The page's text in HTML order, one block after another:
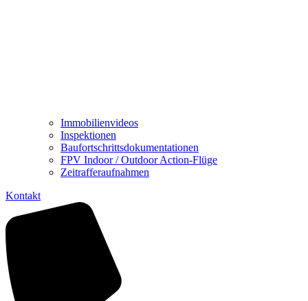
Immobilienvideos
Inspektionen
Baufortschrittsdokumentationen
FPV Indoor / Outdoor Action-Flüge
Zeitrafferaufnahmen
Kontakt